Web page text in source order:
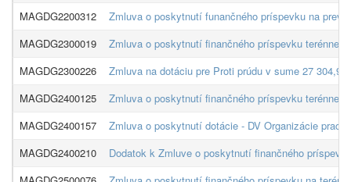
MAGDG2200312
Zmluva o poskytnutí funančného príspevku na
MAGDG2300019
Zmluva o poskytnutí finančného príspevku terénnej
MAGDG2300226
Zmluva na dotáciu pre Proti prúdu v sume 27
MAGDG2400125
Zmluva o poskytnutí finančného príspevku terénnej
MAGDG2400157
Zmluva o poskytnutí dotácie - DV Organizácie
MAGDG2400210
Dodatok k Zmluve o poskytnutí finančného